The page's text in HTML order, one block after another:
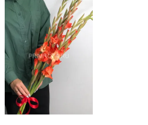
избранное сравнить